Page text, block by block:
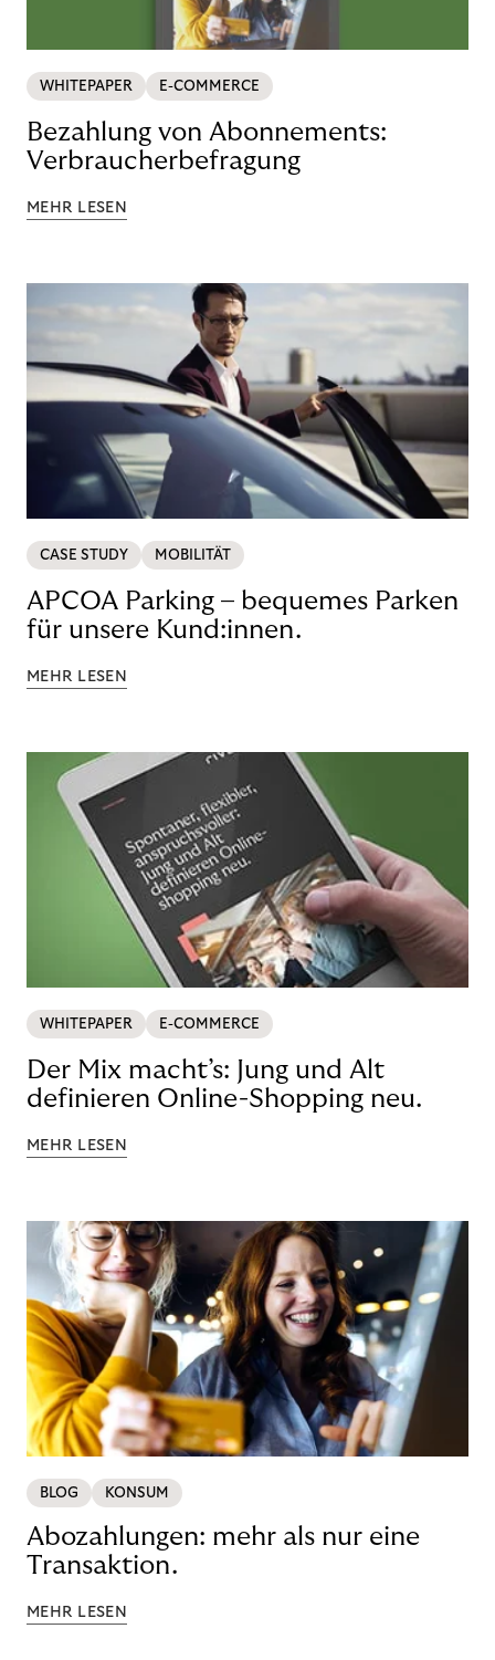
WHITEPAPER E-COMMERCE
Bezahlung von Abonnements:
Verbraucherbefragung
MEHR LESEN
CASE STUDY MOBILITÄT
APCOA Parking – bequemes Parken
für unsere Kund:innen.
MEHR LESEN
WHITEPAPER E-COMMERCE
Der Mix macht’s: Jung und Alt
definieren Online-Shopping neu.
MEHR LESEN
BLOG KONSUM
Abozahlungen: mehr als nur eine
Transaktion.
MEHR LESEN